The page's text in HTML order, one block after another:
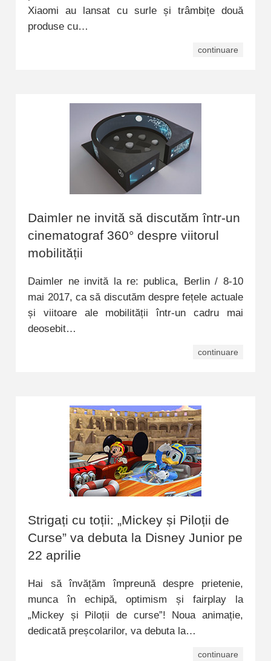
Xiaomi au lansat cu surle și trâmbițe două
produse cu…
continuare
Daimler ne invită să discutăm într-un
cinematograf 360° despre viitorul
mobilității
Daimler ne invită la re: publica, Berlin / 8-10
mai 2017, ca să discutăm despre fețele actuale
și viitoare ale mobilității într-un cadru mai
deosebit…
continuare
Strigați cu toții: „Mickey și Piloții de
Curse” va debuta la Disney Junior pe
22 aprilie
Hai să învățăm împreună despre prietenie,
munca în echipă, optimism și fairplay la
„Mickey și Piloții de curse”! Noua animație,
dedicată preșcolarilor, va debuta la…
continuare